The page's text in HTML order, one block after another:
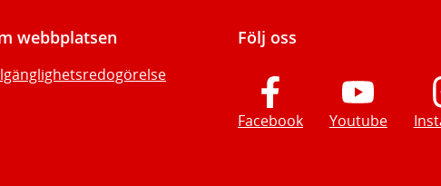
webbplatsen Följ oss
Facebook Youtube